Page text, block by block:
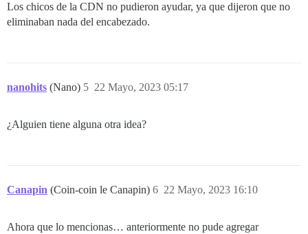
Los chicos de la CDN no pudieron ayudar, ya que dijeron que no
eliminaban nada del encabezado.
nanohits (Nano) 22 Mayo, 2023 05:17
5
¿Alguien tiene alguna otra idea?
Canapin (Coin-coin le Canapin) 22 Mayo, 2023 16:10
6
Ahora que lo mencionas… anteriormente no pude agregar